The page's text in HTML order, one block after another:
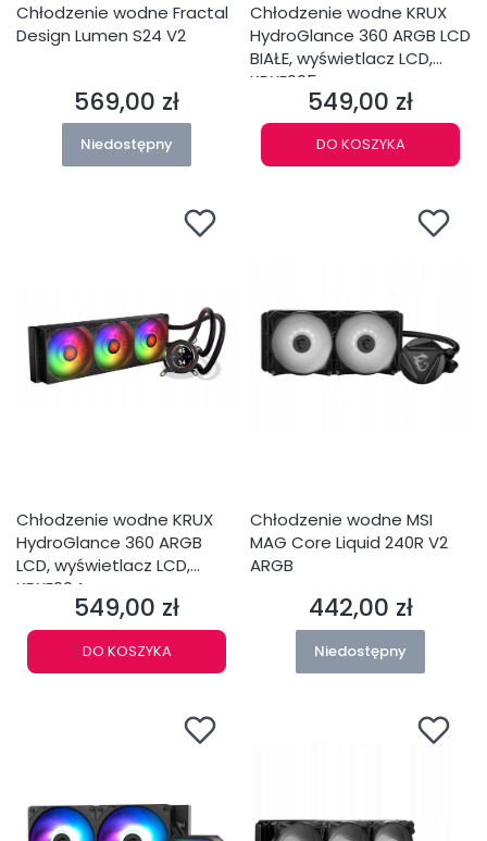
Chłodzenie wodne Fractal
Design Lumen S24 V2
Cena
569,00 zł
Niedostępny
Chłodzenie wodne KRUX
HydroGlance 360 ARGB LCD
BIAŁE, wyświetlacz LCD,
KRXE005
Cena
549,00 zł
DO KOSZYKA
Chłodzenie wodne KRUX
HydroGlance 360 ARGB
LCD, wyświetlacz LCD,
KRXE004
Cena
549,00 zł
DO KOSZYKA
Chłodzenie wodne MSI
MAG Core Liquid 240R V2
ARGB
Cena
442,00 zł
Niedostępny